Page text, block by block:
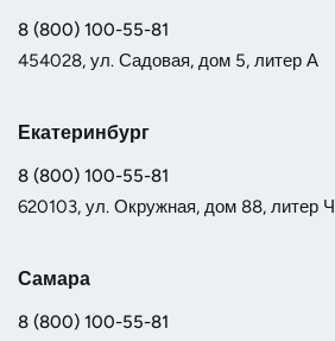
8 (800) 100-55-81
454028, ул. Садовая, дом 5, литер А
Екатеринбург
8 (800) 100-55-81
620103, ул. Окружная, дом 88, литер Ч
Самара
8 (800) 100-55-81